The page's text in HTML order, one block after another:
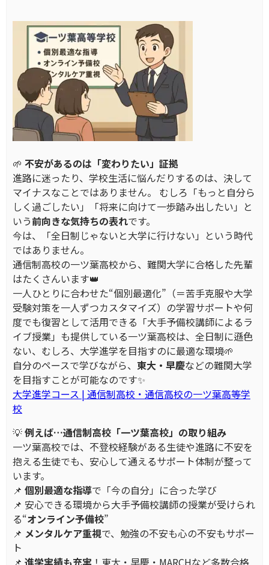
🌱 不安があるのは「変わりたい」証拠
進路に迷ったり、学校生活に悩んだりするのは、決して
マイナスなことではありません。 むしろ「もっと自分ら
しく過ごしたい」「将来に向けて一歩踏み出したい」と
いう前向きな気持ちの表れです。
今は、「全日制じゃないと大学に行けない」という時代
ではありません。
通信制高校の一ツ葉高校から、難関大学に合格した先輩
はたくさんいます👑
一人ひとりに合わせた“個別最適化”（＝苦手克服や大学
受験対策を一人ずつカスタマイズ）の学習サポートや何
度でも復習として活用できる「大手予備校講師によるラ
イブ授業」も提供している一ツ葉高校は、全日制に遜色
ない、むしろ、大学進学を目指すのに最適な環境🌱
自分のペースで学びながら、 東大・早慶などの難関大学
を目指すことが可能なのです✨
大学進学コース | 通信制高校・通信高校の一ツ葉高等学
校
💡例えば…通信制高校「一ツ葉高校」の取り組み
一ツ葉高校では、不登校経験がある生徒や進路に不安を
抱える生徒でも、安心して通えるサポート体制が整って
います。
📌 個別最適な指導で「今の自分」に合った学び
📌 安心できる環境から大手予備校講師の授業が受けられ
る“オンライン予備校”
📌 メンタルケア重視で、勉強の不安も心の不安もサポー
ト
📌 進学実績も充実 ！東大・早慶・MARCHなど多数合格